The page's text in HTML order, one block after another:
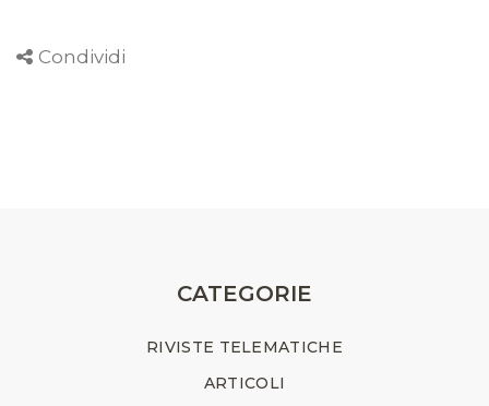
Condividi
CATEGORIE
RIVISTE TELEMATICHE
ARTICOLI